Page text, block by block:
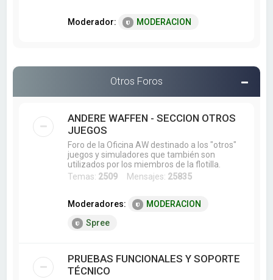
Moderador: MODERACION
Otros Foros
ANDERE WAFFEN - SECCION OTROS
JUEGOS
Foro de la Oficina AW destinado a los "otros"
juegos y simuladores que también son
utilizados por los miembros de la flotilla.
Temas: 2509 Mensajes: 25835
Moderadores:
MODERACION
Spree
PRUEBAS FUNCIONALES Y SOPORTE
TÉCNICO